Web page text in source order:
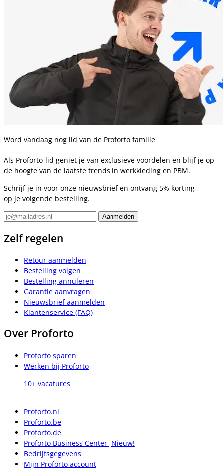
Word vandaag nog lid van de Proforto familie
Als Proforto-lid geniet je van exclusieve voordelen en blijf je op
de hoogte van de laatste trends in werkkleding en PBM.
Schrijf je in voor onze nieuwsbrief en ontvang 5% korting
op je volgende bestelling.
Zelf regelen
Retour aanmelden
Bestelling volgen
Bestelling annuleren
Garantie aanvragen
Nieuwsbrief aanmelden
Klantenservice (FAQ)
Over Proforto
Proforto sparen
Werken bij Proforto
10+ vacatures
Proforto.nl
Proforto.be
Proforto.de
Proforto Business Center Nieuw!
Bedrijfsgegevens
Mijn Proforto account